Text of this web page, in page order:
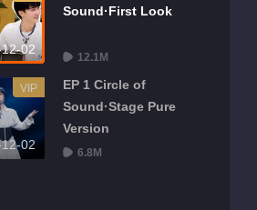
02
Sound·First Look
12.1M
02
VIP
EP 1 Circle of
Sound·Stage Pure
Version
6.8M